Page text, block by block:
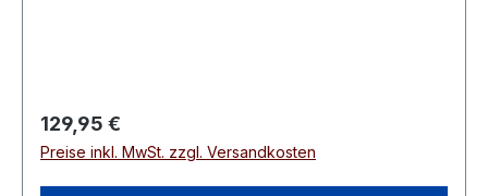
Regulärer Preis:
129,95 €
Preise inkl. MwSt. zzgl. Versandkosten